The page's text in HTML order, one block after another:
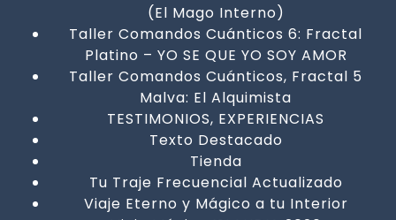
(El Mago Interno)
Taller Comandos Cuánticos 6: Fractal
Platino – YO SE QUE YO SOY AMOR
Taller Comandos Cuánticos, Fractal 5
Malva: El Alquimista
TESTIMONIOS, EXPERIENCIAS
Texto Destacado
Tienda
Tu Traje Frecuencial Actualizado
Viaje Eterno y Mágico a tu Interior